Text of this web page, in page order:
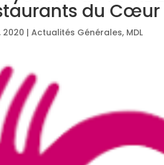
du Cœur
2020 |Actualités Générales, MDL